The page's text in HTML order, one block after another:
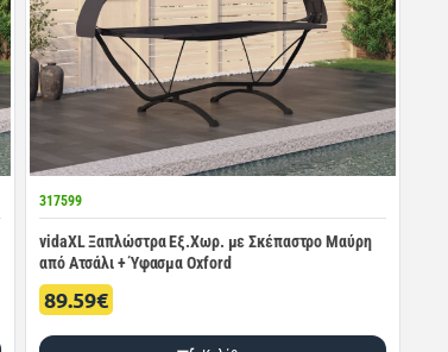
317599
vidaXL Ξαπλώστρα Εξ.Χωρ. με Σκέπαστρο Μαύρη
από Ατσάλι + Ύφασμα Oxford
89.59€